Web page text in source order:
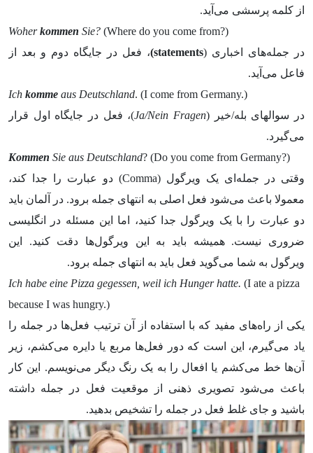
از کلمه پرسشی می‌­آید.
Woherkommen Sie? (Where do you come from?)
در جمله­‌های اخباری (statements
)، فعل در جایگاه دوم و بعد از
فاعل می­‌آید.
Ich komme aus Deutschland. (I come from Germany.)
در سوال­های بله/خیر (Ja/Nein Fragen)، فعل در جایگاه اول قرار
می­‌گیرد.
Kommen Sie aus Deutschland? (Do you come from Germany?)
وقتی در جمله­‌ای یک ویرگول (Comma) دو عبارت را جدا کند،
معمولا باعث می‌­شود فعل اصلی به انتهای جمله برود. در آلمان باید
دو عبارت را با یک ویرگول جدا کنید، اما این مسئله در انگلیسی
ضروری نیست. همیشه باید به این ویرگول­‌ها دقت کنید. این
ویرگول به شما می­‌گوید فعل باید به انتهای جمله برود.
Ich habe eine Pizza gegessen, weil ich Hunger hatte. (I ate a pizza
because I was hungry.)
یکی از راه‌­های مفید که با استفاده از آن ترتیب فعل‌­ها در جمله را
یاد می­‌گیرم، این است که دور فعل‌ها مربع یا دا‌یره می‌کشم، زیر
آن­‌ها خط می­‌کشم یا افعال را به یک رنگ دیگر می‌­نویسم. این کار
باعث می‌شود تصویری ذهنی از موقعیت فعل در جمله داشته
باشید و جای غلط فعل در جمله را تشخیص بدهید.